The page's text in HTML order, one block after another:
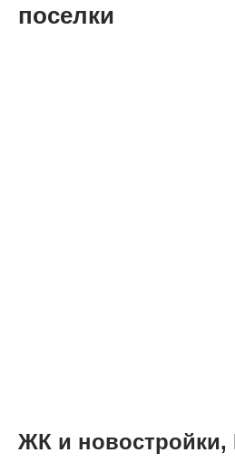
поселки
ЖК и новостройки,